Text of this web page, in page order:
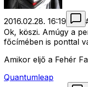
2016.02.28. 16:19
Ok, köszi. Amúgy a
főcímében is ponttal
Amikor eljő a Fehér
Quantumleap